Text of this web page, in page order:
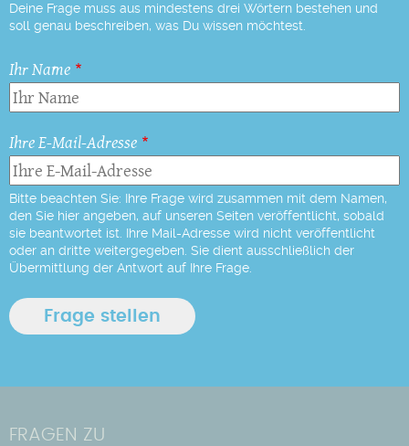
Deine Frage muss aus mindestens drei Wörtern bestehen und
soll genau beschreiben, was Du wissen möchtest.
Ihr Name
Ihre E-Mail-Adresse
Bitte beachten Sie: Ihre Frage wird zusammen mit dem Namen,
den Sie hier angeben, auf unseren Seiten veröffentlicht, sobald
sie beantwortet ist. Ihre Mail-Adresse wird nicht veröffentlicht
oder an dritte weitergegeben. Sie dient ausschließlich der
Übermittlung der Antwort auf Ihre Frage.
FRAGEN ZU